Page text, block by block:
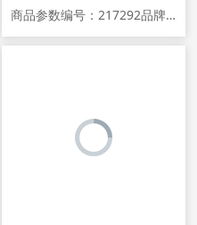
商品参数编号：217292品牌：Konka/康佳型号：KR-S31材质：不锈钢产地：中国大陆颜色分类：电热标准款（无定时）小3盘 电热定时款-小3盘 电热标准款（无定时）-大4盘 电热定时款-大4盘 电热标准款（无定时）-大6盘 电热定时款-大6盘 电热标准款（无定时）-大8盘 电热定时款-大8盘 电生产企业：深圳市康佳智能电器科技有限公司功率：6000W保修期：24个月商品详情